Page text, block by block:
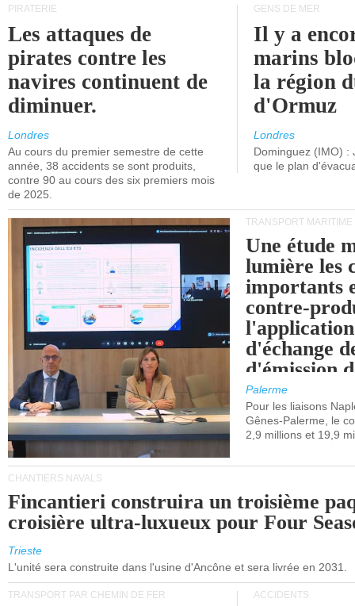
PIRATERIE
Les attaques de
pirates contre les
navires continuent de
diminuer.
Londres
Au cours du premier semestre de cette
année, 38 accidents se sont produits,
contre 90 au cours des six premiers mois
de 2025.
GENS DE MER
Il y a
marins
la région
d'Ormuz
Londres
Dominguez (IMO) :
que le plan
TRANSPORT MARITIME
Une étude
lumière les
importants
contre-
d'échange
d'émission
(SEQE-UE)
maritimes
occidentale.
Palerme
Pour les liaisons
Gênes-Palerme, le
2,9 millions et 19,9
CHANTIERS NAVALS
Fincantieri construira un troisième
croisière ultra-luxueux pour Four
Trieste
L'unité sera construite dans l'usine d'Ancône et sera livrée en 2031.
TRANSPORT PAR CHEMIN DE FER ACCIDENTS